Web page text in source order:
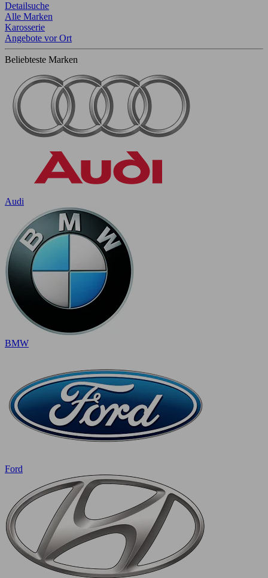
Detailsuche
Alle Marken
Karosserie
Angebote vor Ort
Beliebteste Marken
Audi
BMW
Ford